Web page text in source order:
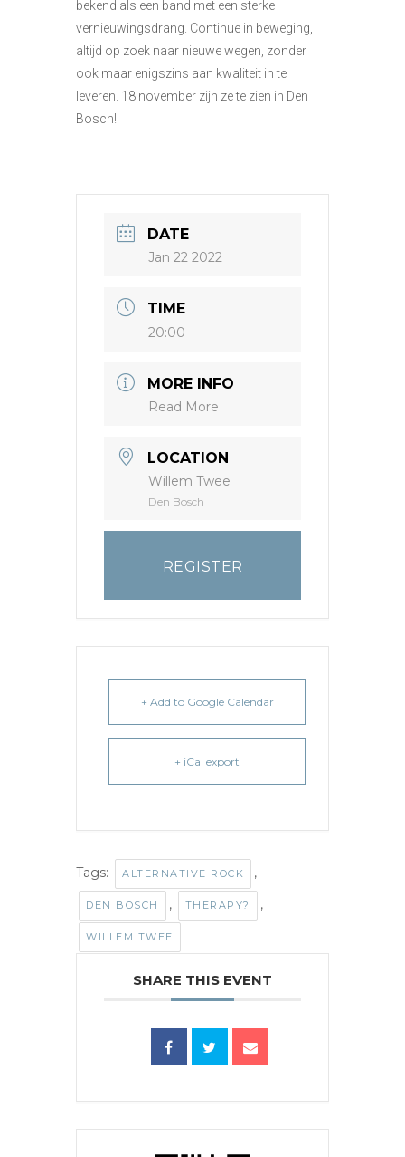
bekend als een band met een sterke
vernieuwingsdrang. Continue in beweging,
altijd op zoek naar nieuwe wegen, zonder
ook maar enigszins aan kwaliteit in te
leveren. 18 november zijn ze te zien in Den
Bosch!
DATE
Jan 22 2022
TIME
20:00
MORE INFO
Read More
LOCATION
Willem Twee
Den Bosch
REGISTER
+ Add to Google Calendar
+ iCal export
Tags: ALTERNATIVE ROCK ,
DEN BOSCH , THERAPY? ,
WILLEM TWEE
SHARE THIS EVENT